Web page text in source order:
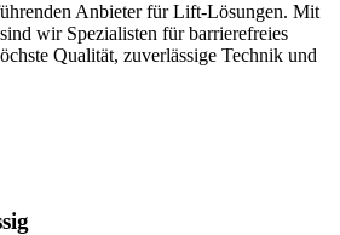
Anbieter für Lift-Lösungen. Mit
wir Spezialisten für barrierefreies
Qualität, zuverlässige Technik und